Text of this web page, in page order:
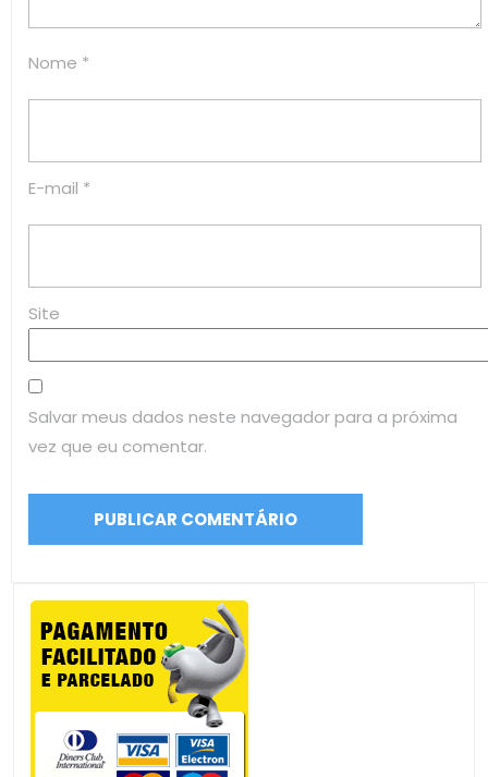
Nome *
E-mail *
Site
Salvar meus dados neste navegador para a próxima
vez que eu comentar.